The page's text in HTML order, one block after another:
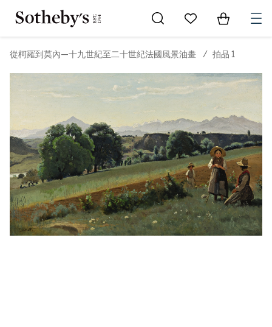
Go to My Favorites
Items in
從柯羅到莫內—十九世紀至二十世紀法國風景油畫 / 拍品 1